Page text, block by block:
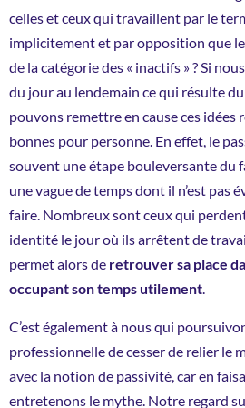
celles et ceux qui travaillent par le
implicitement et par opposition que
de la catégorie des « inactifs » ? Si
du jour au lendemain ce qui résulte
pouvons remettre en cause ces idées
bonnes pour personne. En effet, le
souvent une étape bouleversante du
une vague de temps dont il n’est pas
faire. Nombreux sont ceux qui
identité le jour où ils arrêtent de
permet alors de retrouver sa place
occupant son temps utilement.
C’est également à nous qui
professionnelle de cesser de relier le
avec la notion de passivité, car en
entretenons le mythe. Notre regard